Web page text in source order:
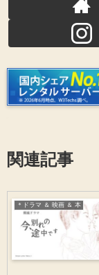
関連記事
＊ドラマ ＆ 映画 ＆ 本